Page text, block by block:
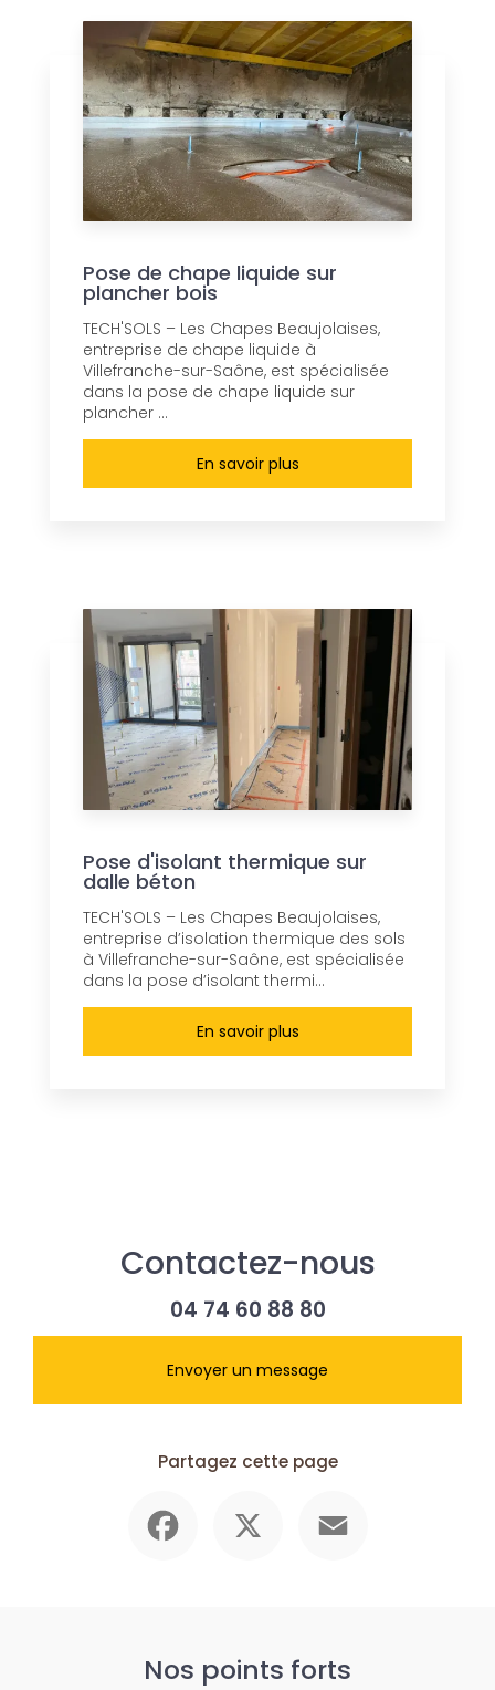
Pose de chape liquide sur
plancher bois
TECH'SOLS – Les Chapes Beaujolaises,
entreprise de chape liquide à
Villefranche-sur-Saône, est spécialisée
dans la pose de chape liquide sur
plancher ...
En savoir plus
Pose d'isolant thermique sur
dalle béton
TECH'SOLS – Les Chapes Beaujolaises,
entreprise d’isolation thermique des sols
à Villefranche-sur-Saône, est spécialisée
dans la pose d’isolant thermi...
En savoir plus
Contactez-nous
04 74 60 88 80
Envoyer un message
Partagez cette page
Nos points forts